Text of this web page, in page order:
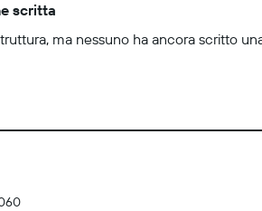
scritta
ma nessuno ha ancora scritto